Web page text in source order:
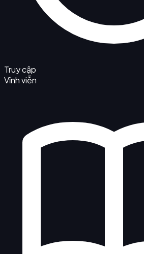
Truy cập
Vĩnh viễn